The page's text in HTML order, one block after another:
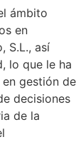
ámbito
en
S.L., así
lo que le ha
gestión de
decisiones
de la